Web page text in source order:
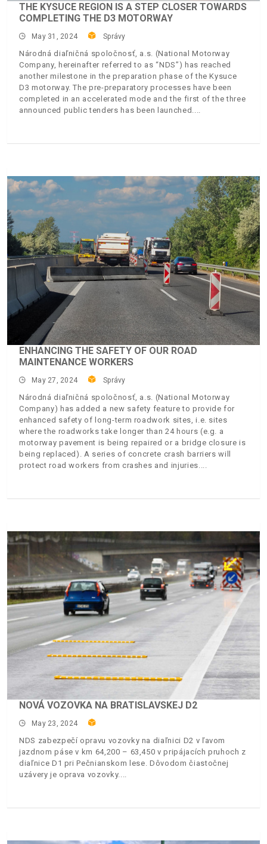
THE KYSUCE REGION IS A STEP CLOSER TOWARDS
COMPLETING THE D3 MOTORWAY
May 31, 2024 Správy
Národná diaľničná spoločnosť, a.s. (National Motorway
Company, hereinafter referred to as “NDS”) has reached
another milestone in the preparation phase of the Kysuce
D3 motorway. The pre-preparatory processes have been
completed in an accelerated mode and the first of the three
announced public tenders has been launched.
ENHANCING THE SAFETY OF OUR ROAD
MAINTENANCE WORKERS
May 27, 2024 Správy
Národná diaľničná spoločnosť, a.s. (National Motorway
Company) has added a new safety feature to provide for
enhanced safety of long-term roadwork sites, i.e. sites
where the roadworks take longer than 24 hours (e.g. a
motorway pavement is being repaired or a bridge closure is
being replaced). A series of concrete crash barriers will
protect road workers from crashes and injuries.
NOVÁ VOZOVKA NA BRATISLAVSKEJ D2
May 23, 2024
NDS zabezpečí opravu vozovky na diaľnici D2 v ľavom
jazdnom páse v km 64,200 – 63,450 v pripájacích pruhoch z
diaľnice D1 pri Pečnianskom lese. Dôvodom čiastočnej
uzávery je oprava vozovky.